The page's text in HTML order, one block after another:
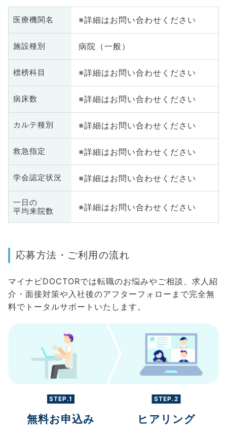
医療機関名 ※詳細はお問い合わせください
施設種別 病院（一般）
標榜科目 ※詳細はお問い合わせください
病床数 ※詳細はお問い合わせください
カルテ種別 ※詳細はお問い合わせください
救急指定 ※詳細はお問い合わせください
学会認定状況 ※詳細はお問い合わせください
一日の
平均来院数
※詳細はお問い合わせください
応募方法・ご利用の流れ
マイナビDOCTORでは転職のお悩みやご相談、求人紹
介・面接対策や入社後のアフターフォローまで完全無
料でトータルサポートいたします。
STEP.1
無料お申込み
STEP.2
ヒアリング